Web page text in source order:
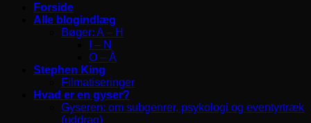
Forside
Alle blogindlæg
Bøger: A – H
I – N
O – Å
Stephen King
Filmatiseringer
Hvad er en gyser?
Gyseren: om subgenrer, psykologi og eventyrtræk
(uddrag)